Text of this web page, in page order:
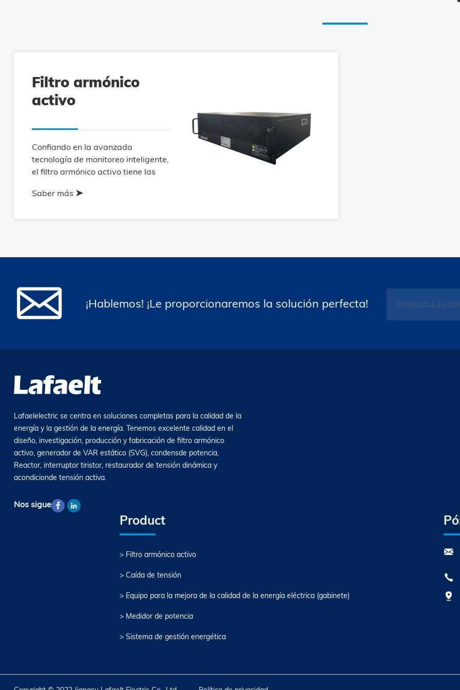
Filtro armónico
activo
Confiando en la avanzada
tecnología de monitoreo inteligente,
el filtro armónico activo tiene las
pequeño, de mayor rendimiento,
Saber más
¡Hablemos! ¡Le proporcionaremos la solución perfecta!
Lafaelelectric se centra en soluciones completas para la calidad de la
energía y la gestión de la energía. Tenemos excelente calidad en el
diseño, investigación, producción y fabricación de filtro armónico
activo, generador de VAR estático (SVG), condensde potencia,
Reactor, interruptor tiristor, restaurador de tensión dinámica y
acondicionde tensión activa.
Nos sigue
Product
> Filtro armónico activo
> Caída de tensión
> Equipo para la mejora de la calidad de la energía eléctrica (gabinete)
> Medidor de potencia
> Sistema de gestión energética